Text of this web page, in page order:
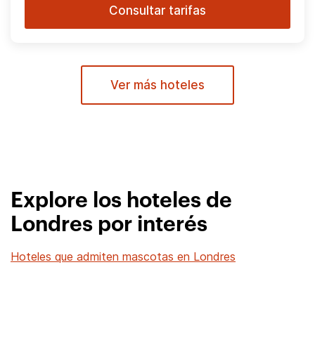
Consultar tarifas
Ver más hoteles
Explore los hoteles de
Londres por interés
Hoteles que admiten mascotas en Londres